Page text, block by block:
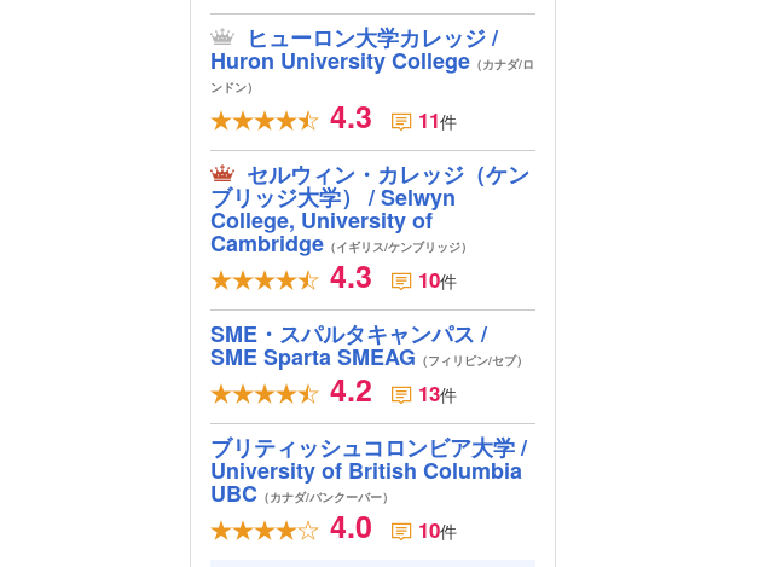
ヒューロン大学カレッジ /
Huron University College（カナダ/ロ
ンドン）
4.3 11件
セルウィン・カレッジ（ケン
ブリッジ大学） / Selwyn
College, University of
Cambridge（イギリス/ケンブリッジ）
4.3 10件
SME・スパルタキャンパス /
SME Sparta SMEAG （フィリピン/セブ）
4.2 13件
ブリティッシュコロンビア大学 /
University of British Columbia
UBC（カナダ/バンクーバー）
4.0 10件